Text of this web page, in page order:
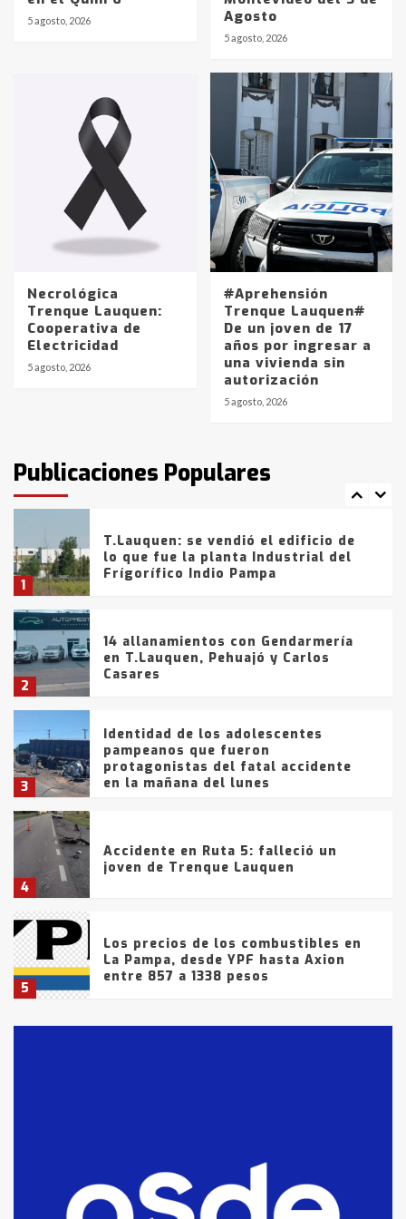
5 agosto, 2026
Agosto
5 agosto, 2026
Necrológica
Trenque Lauquen:
Cooperativa de
Electricidad
5 agosto, 2026
#Aprehensión
Trenque Lauquen#
De un joven de 17
años por ingresar a
una vivienda sin
autorización
5 agosto, 2026
Publicaciones Populares
Identidad de los adolescentes
pampeanos que fueron
en la mañana del lunes
Accidente en Ruta 5: falleció un
joven de Trenque Lauquen
Los precios de los combustibles en
La Pampa, desde YPF hasta Axion
entre 857 a 1338 pesos
La Bolsa de Cereales de Bahía
Blanca anticipa que Agosto vendrá
con lluvias y heladas, en gran parte
fueron detenidos por
comercialización de drogas en la
tarde del sábado
1
T.Lauquen: se vendió el edificio de
lo que fue la planta Industrial del
Frígorífico Indio Pampa
2
14 allanamientos con Gendarmería
en T.Lauquen, Pehuajó y Carlos
Casares
3
Identidad de los adolescentes
pampeanos que fueron
protagonistas del fatal accidente
en la mañana del lunes
4
Accidente en Ruta 5: falleció un
joven de Trenque Lauquen
5
Los precios de los combustibles en
La Pampa, desde YPF hasta Axion
entre 857 a 1338 pesos
fueron detenidos por
comercialización de drogas en la
tarde del sábado